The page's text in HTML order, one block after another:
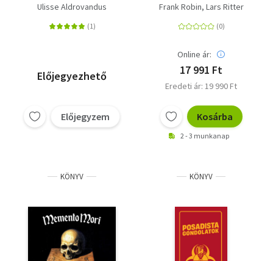
Ulisse Aldrovandus
Előjegyezhető
Előjegyzem
Frank Robin Lars Ritter
Online ár:
17 991 Ft
Eredeti ár: 19 990 Ft
Kosárba
2 - 3 munkanap
KÖNYV KÖNYV